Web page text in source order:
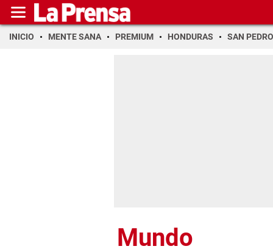
INICIO MENTE SANA PREMIUM HONDURAS SAN PEDRO
Mundo